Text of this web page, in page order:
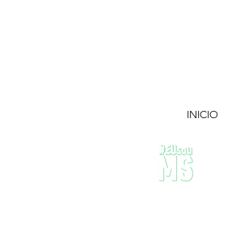
INICIO